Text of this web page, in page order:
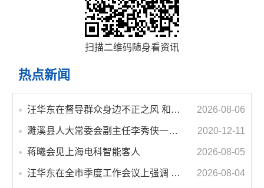
扫描二维码随身看资讯
热点新闻
汪华东在督导群众身边不正之风 和腐败问题集中整治工作时强调 以更高标准更实举措纵深推进集中整治 不断增强人民群众获得感幸福感安全感 2026-08-06
濉溪县人大常委会副主任李秀侠一行调研城乡客运一体化和治超工作 2020-12-11
蒋曦会见上海电科智能客人 2026-08-05
汪华东在全市季度工作会议上强调 锚定打好“三仗”任务和年度预期目标不动摇 在全市上下掀起比学赶超争先进位的攻坚热潮 2026-08-04